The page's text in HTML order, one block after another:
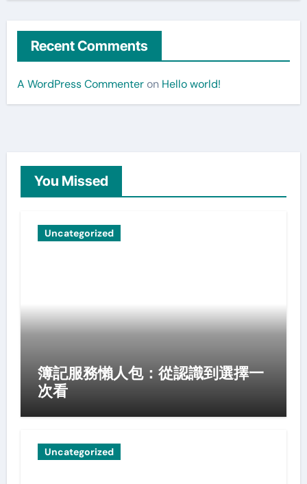
Recent Comments
A WordPress Commenteron Hello world!
You Missed
Uncategorized
簿記服務懶人包：從認識到選擇一
次看
Uncategorized